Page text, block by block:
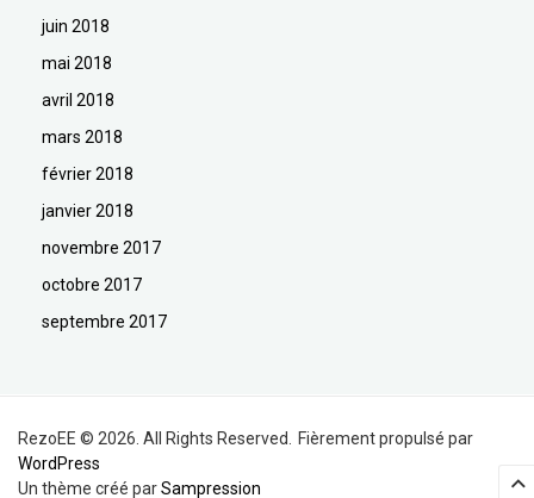
juin 2018
mai 2018
avril 2018
mars 2018
février 2018
janvier 2018
novembre 2017
octobre 2017
septembre 2017
RezoEE © 2026. All Rights Reserved.
Fièrement propulsé par
WordPress
Un thème créé parSampression